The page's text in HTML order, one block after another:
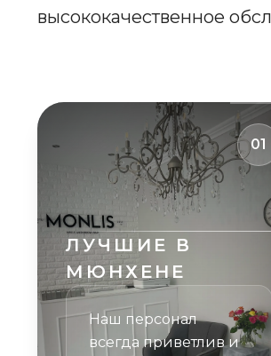
высококачественное
01
ЛУЧШИЕ В
МЮНХЕНЕ
Наш персонал
всегда приветлив и